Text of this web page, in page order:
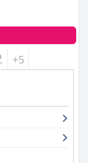
+5